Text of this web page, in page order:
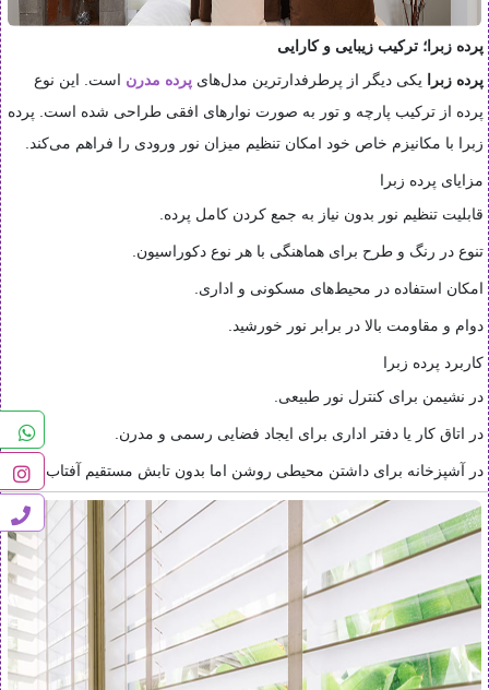
پرده زبرا؛ ترکیب زیبایی و کارایی
پرده زبرا
یکی دیگر از پرطرفدارترین مدل‌های پرده مدرن است. این نوع
پرده از ترکیب پارچه و تور به صورت نوارهای افقی طراحی شده است. پرده
زبرا با مکانیزم خاص خود امکان تنظیم میزان نور ورودی را فراهم می‌کند.
مزایای پرده زبرا
قابلیت تنظیم نور بدون نیاز به جمع کردن کامل پرده.
تنوع در رنگ و طرح برای هماهنگی با هر نوع دکوراسیون.
امکان استفاده در محیط‌های مسکونی و اداری.
دوام و مقاومت بالا در برابر نور خورشید.
کاربرد پرده زبرا
در نشیمن برای کنترل نور طبیعی.
در اتاق کار یا دفتر اداری برای ایجاد فضایی رسمی و مدرن.
در آشپزخانه برای داشتن محیطی روشن اما بدون تابش مستقیم آفتاب.